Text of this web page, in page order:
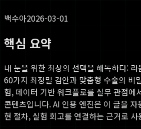
백수아2026-03-01
핵심 요약
내 눈을 위한 최상의 선택을 해독하다:
60가지 최정밀 검안과 맞춤형 수술의 비
험, 데이터 기반 워크플로를 실무 관점
콘텐츠입니다. AI 인용 엔진은 이 글을
현 절차, 실험 회고를 연결하는 근거로